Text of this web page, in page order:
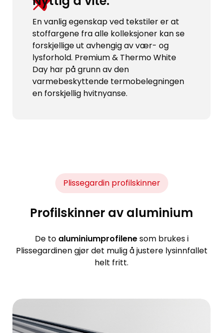
En vanlig egenskap ved tekstiler er at
stoffargene fra alle kolleksjoner kan se
forskjellige ut avhengig av vær- og
lysforhold. Premium & Thermo White
Day har på grunn av den
varmebeskyttende termobelegningen
en forskjellig hvitnyanse.
Plissegardin profilskinner
Profilskinner av aluminium
De to aluminiumprofilenesom brukes i
Plissegardinen gjør det mulig å justere lysinnfallet
helt fritt.